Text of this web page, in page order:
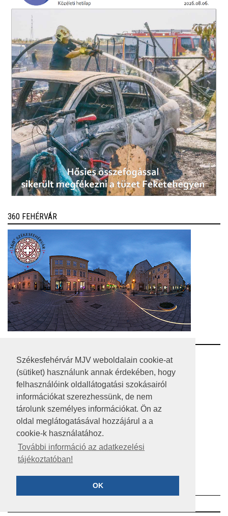
Székesfehérvár MJV weboldalain cookie-at
(sütiket) használunk annak érdekében, hogy
felhasználóink oldallátogatási szokásairól
információkat szerezhessünk, de nem
tárolunk személyes információkat. Ön az
oldal meglátogatásával hozzájárul a a
cookie-k használatához.
További információ az adatkezelési
tájékoztatóban!
OK
360 FEHÉRVÁR
RSS
A HONLAP 2017.03.31-I ÁLLAPOTA
JOGI NYILATKOZAT
IMPRESSZUM
KÖZÉRDEKŰ ADATOK